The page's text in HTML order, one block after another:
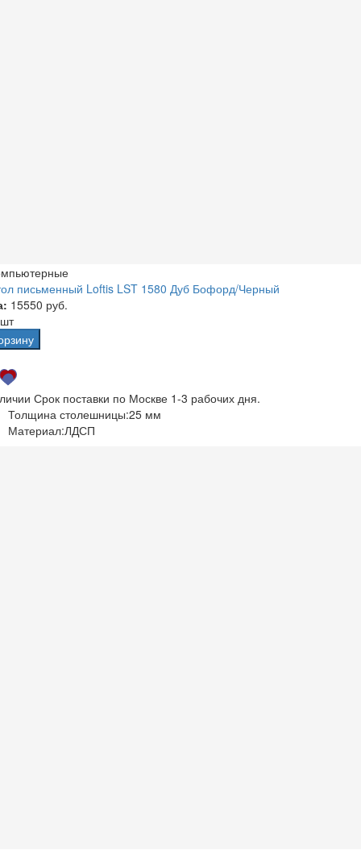
письменный Loftis LST 1580 Дуб Бофорд/Черный
15550 руб.
Срок поставки по Москве 1-3 рабочих дня.
Толщина столешницы:25 мм
Материал:ЛДСП